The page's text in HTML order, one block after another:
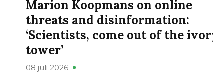
Marion Koopmans on online
threats and disinformation:
‘Scientists, come out of the
tower’
08 juli 2026